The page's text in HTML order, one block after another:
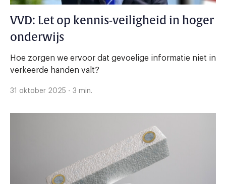
VVD: Let op kennis-veiligheid in hoger
onderwijs
Hoe zorgen we ervoor dat gevoelige informatie niet in
verkeerde handen valt?
31 oktober 2025 - 3 min.